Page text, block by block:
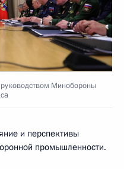
Минобороны
и перспективы
промышленности.